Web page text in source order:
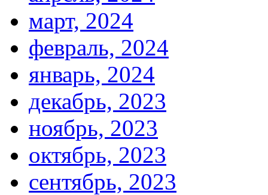
март, 2024
февраль, 2024
январь, 2024
декабрь, 2023
ноябрь, 2023
октябрь, 2023
сентябрь, 2023